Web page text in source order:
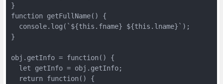
}
function getFullName() {
  console.log(`${this.fname} ${this.lname}`);
}
obj.getInfo = function() {
  let getInfo = obj.getInfo;
  return function() {